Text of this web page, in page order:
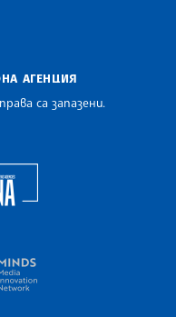
АГЕНЦИЯ
са запазени.
of the Balkan News Agencies